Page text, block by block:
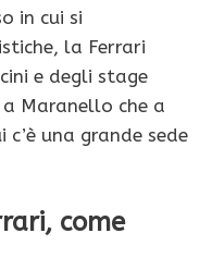
in cui si
la Ferrari
e degli stage
Maranello che a
una grande sede
come